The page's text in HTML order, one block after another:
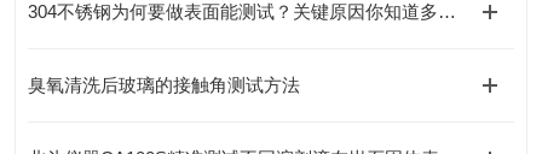
304不锈钢为何要做表面能测试？关键原因你知道多少？
臭氧清洗后玻璃的接触角测试方法